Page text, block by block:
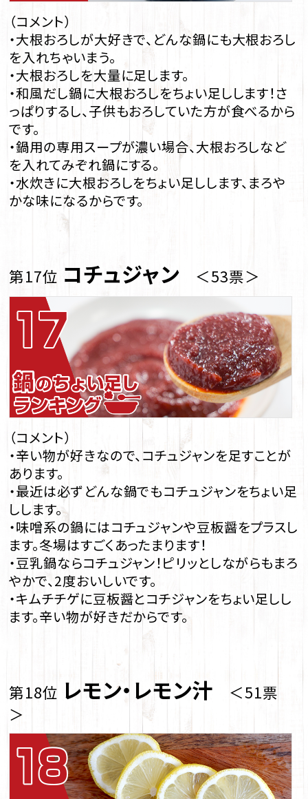
（コメント）
・大根おろしが大好きで、どんな鍋にも大根おろし
を入れちゃいまう。
・大根おろしを大量に足します。
・和風だし鍋に大根おろしをちょい足しします！さ
っぱりするし、子供もおろしていた方が食べるから
です。
・鍋用の専用スープが濃い場合、大根おろしなど
を入れてみぞれ鍋にする。
・水炊きに大根おろしをちょい足しします、まろや
かな味になるからです。
第17位 コチュジャン＜53票＞
（コメント）
・辛い物が好きなので、コチュジャンを足すことが
あります。
・最近は必ずどんな鍋でもコチュジャンをちょい足
しします。
・味噌系の鍋にはコチュジャンや豆板醤をプラスし
ます。冬場はすごくあったまります！
・豆乳鍋ならコチュジャン！ピリッとしながらもまろ
やかで、2度おいしいです。
・キムチチゲに豆板醤とコチジャンをちょい足しし
ます。辛い物が好きだからです。
第18位 レモン・レモン汁 ＜51票
＞